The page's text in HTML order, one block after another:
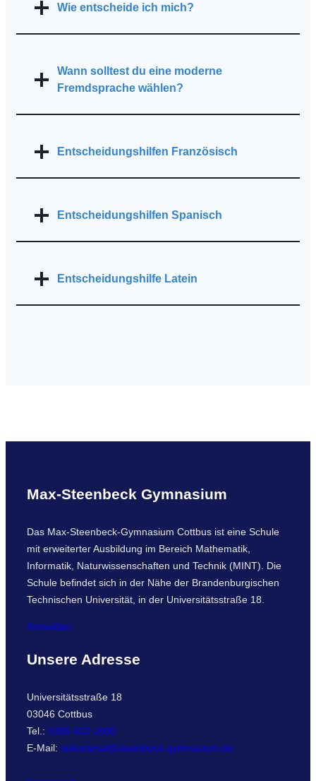
Wie entscheide ich mich?
Wann solltest du eine moderne
Fremdsprache wählen?
Entscheidungshilfen Französisch
Entscheidungshilfen Spanisch
Entscheidungshilfe Latein
Max-Steenbeck Gymnasium
Das Max-Steenbeck-Gymnasium Cottbus ist eine Schule
mit erweiterter Ausbildung im Bereich Mathematik,
Informatik, Naturwissenschaften und Technik (MINT). Die
Schule befindet sich in der Nähe der Brandenburgischen
Technischen Universität, in der Universitätsstraße 18.
Anmelden
Unsere Adresse
Universitätsstraße 18
03046 Cottbus
Tel.: 0355 612 1600
E-Mail: sekretariat@steenbeck-gymnasium.de